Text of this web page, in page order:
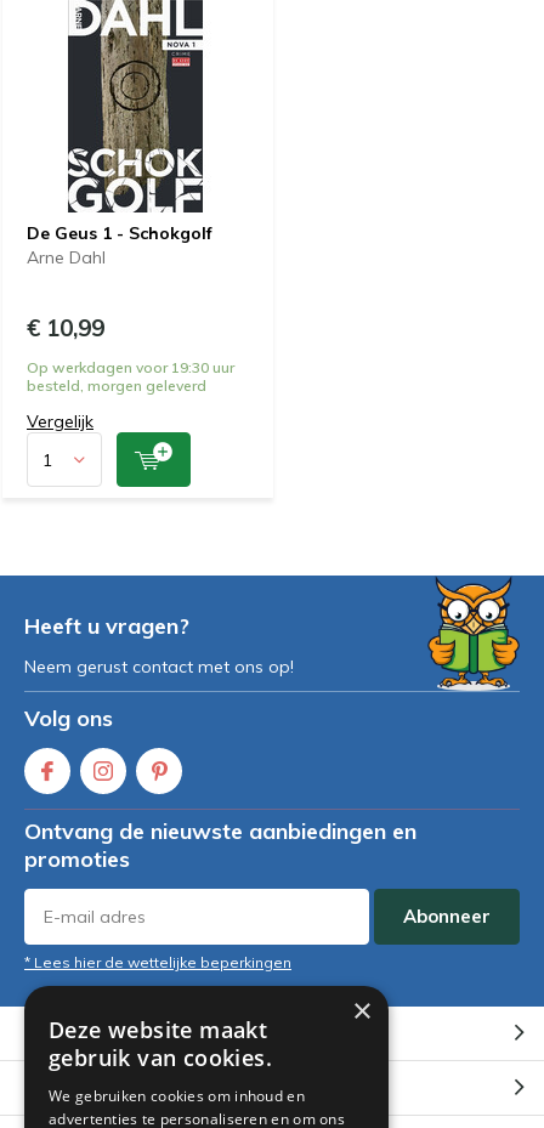
De Geus 1 - Schokgolf
Arne Dahl
€ 10,99
Op werkdagen voor 19:30 uur
besteld, morgen geleverd
Vergelijk
Heeft u vragen?
Neem gerust contact met ons op!
Volg ons
Ontvang de nieuwste aanbiedingen en
promoties
Abonneer
* Lees hier de wettelijke beperkingen
Klantenservice
Mijn account
×
Deze website maakt
gebruik van cookies.
We gebruiken cookies om inhoud en
advertenties te personaliseren en om ons